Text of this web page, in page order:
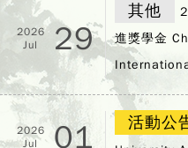
2026
Jul
29
其他
進獎學金
2026
Jul
01 活動公